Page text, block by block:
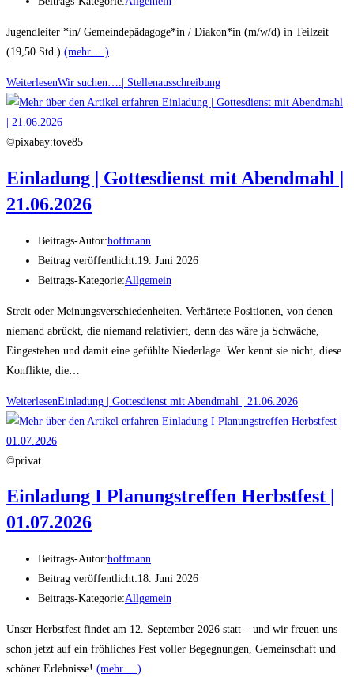
Jugendleiter *in/ Gemeindepädagoge*in / Diakon*in (m/w/d) in Teilzeit
(19,50 Std.) (mehr …)
WeiterlesenWir suchen….| Stellenausschreibung
©pixabay:tove85
Einladung | Gottesdienst mit Abendmahl |
21.06.2026
Beitrags-Autor:hoffmann
Beitrag veröffentlicht:19. Juni 2026
Beitrags-Kategorie:Allgemein
Streit oder Meinungsverschiedenheiten. Verhärtete Positionen, von denen
niemand abrückt, die niemand relativiert, denn das wäre ja Schwäche,
Eingestehen und damit eine gefühlte Niederlage. Wer kennt sie nicht, diese
Konflikte, die…
WeiterlesenEinladung | Gottesdienst mit Abendmahl | 21.06.2026
©privat
Einladung I Planungstreffen Herbstfest |
01.07.2026
Beitrags-Autor:hoffmann
Beitrag veröffentlicht:18. Juni 2026
Beitrags-Kategorie:Allgemein
Unser Herbstfest findet am 12. September 2026 statt – und wir freuen uns
schon jetzt auf ein fröhliches Fest voller Begegnungen, Gemeinschaft und
schöner Erlebnisse! (mehr …)